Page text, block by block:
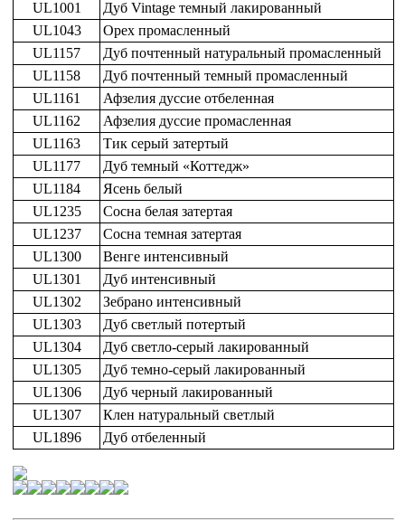
UL1001
Дуб Vintage темный лакированный
UL1043
Орех промасленный
UL1157
Дуб почтенный натуральный промасленный
UL1158
Дуб почтенный темный промасленный
UL1161
Афзелия дуссие отбеленная
UL1162
Афзелия дуссие промасленная
UL1163
Тик серый затертый
UL1177
Дуб темный «Коттедж»
UL1184
Ясень белый
UL1235
Сосна белая затертая
UL1237
Сосна темная затертая
UL1300
Венге интенсивный
UL1301
Дуб интенсивный
UL1302
Зебрано интенсивный
UL1303
Дуб светлый потертый
UL1304
Дуб светло-серый лакированный
UL1305
Дуб темно-серый лакированный
UL1306
Дуб черный лакированный
UL1307
Клен натуральный светлый
UL1896
Дуб отбеленный